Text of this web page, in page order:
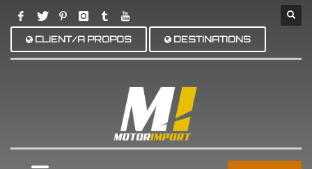
CLIENT/A PROPOS DESTINATIONS